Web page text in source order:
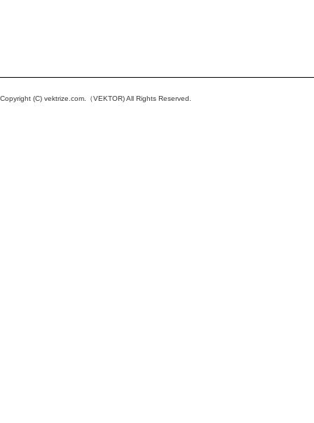
Copyright (C) vektrize.com.（VEKTOR) All Rights Reserved.